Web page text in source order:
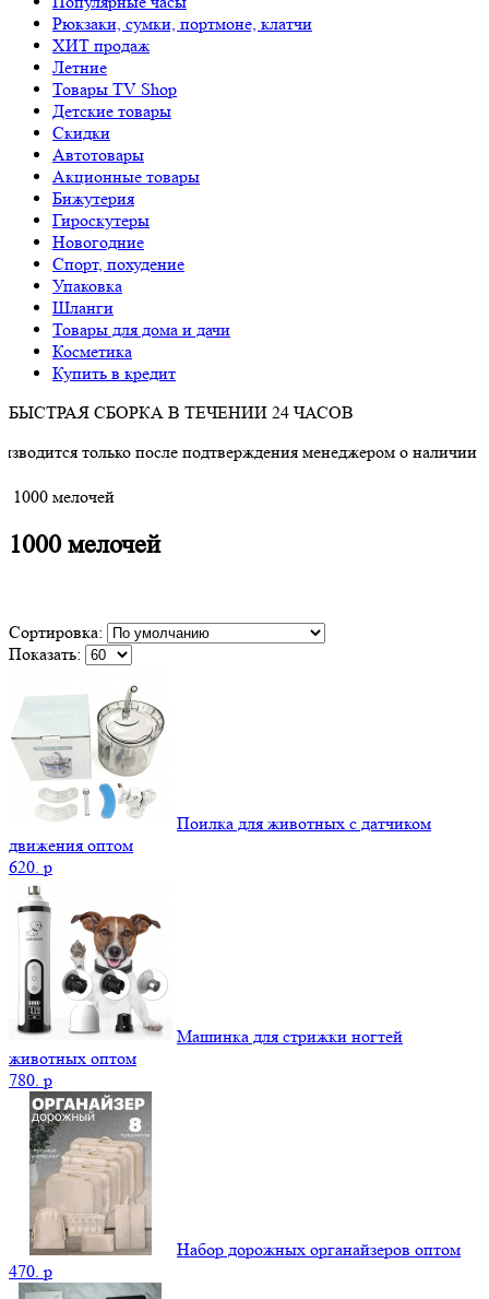
Рюкзаки, сумки, портмоне, клатчи
ХИТ продаж
Летние
Товары TV Shop
Детские товары
Cкидки
Автотовары
Акционные товары
Бижутерия
Гироскутеры
Новогодние
Спорт, похудение
Упаковка
Шланги
Товары для дома и дачи
Косметика
Купить в кредит
БЫСТРАЯ СБОРКА В ТЕЧЕНИИ 24 ЧАСОВ
после подтверждения менеджером о наличии товара.
1000 мелочей
1000 мелочей
Сортировка:
Показать:
Поилка для животных с датчиком
движения оптом
620. p
Машинка для стрижки ногтей
животных оптом
780. p
Набор дорожных органайзеров оптом
470. p